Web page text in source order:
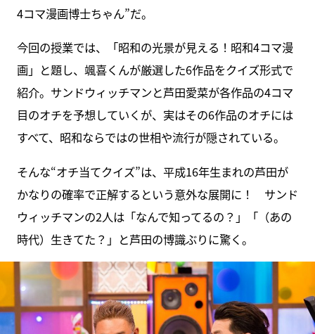
4コマ漫画博士ちゃん”だ。
今回の授業では、「昭和の光景が見える！昭和4コマ漫
画」と題し、颯喜くんが厳選した6作品をクイズ形式で
紹介。サンドウィッチマンと芦田愛菜が各作品の4コマ
目のオチを予想していくが、実はその6作品のオチには
すべて、昭和ならではの世相や流行が隠されている。
そんな“オチ当てクイズ”は、平成16年生まれの芦田が
かなりの確率で正解するという意外な展開に！ サンド
ウィッチマンの2人は「なんで知ってるの？」「（あの
時代）生きてた？」と芦田の博識ぶりに驚く。